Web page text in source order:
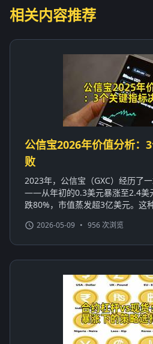
相关内容推荐
公信宝2026年价值分析：
败
2023年，公信宝（GXC）经历了
——从年初的0.3美元暴涨至2.4美
跌80%，市值蒸发超3亿美元。这
2026-05-09 • 956 次浏览